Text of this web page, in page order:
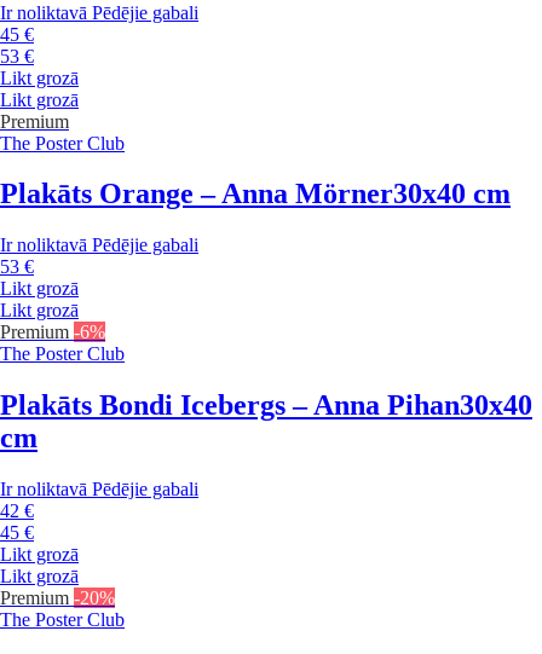
Ir noliktavā Pēdējie gabali
45 €
53 €
Likt grozā
Likt grozā
Premium
The Poster Club
Plakāts Orange – Anna Mörner30x40 cm
Ir noliktavā Pēdējie gabali
53 €
Likt grozā
Likt grozā
Premium -6%
The Poster Club
Plakāts Bondi Icebergs – Anna Pihan30x40
cm
Ir noliktavā Pēdējie gabali
42 €
45 €
Likt grozā
Likt grozā
Premium -20%
The Poster Club